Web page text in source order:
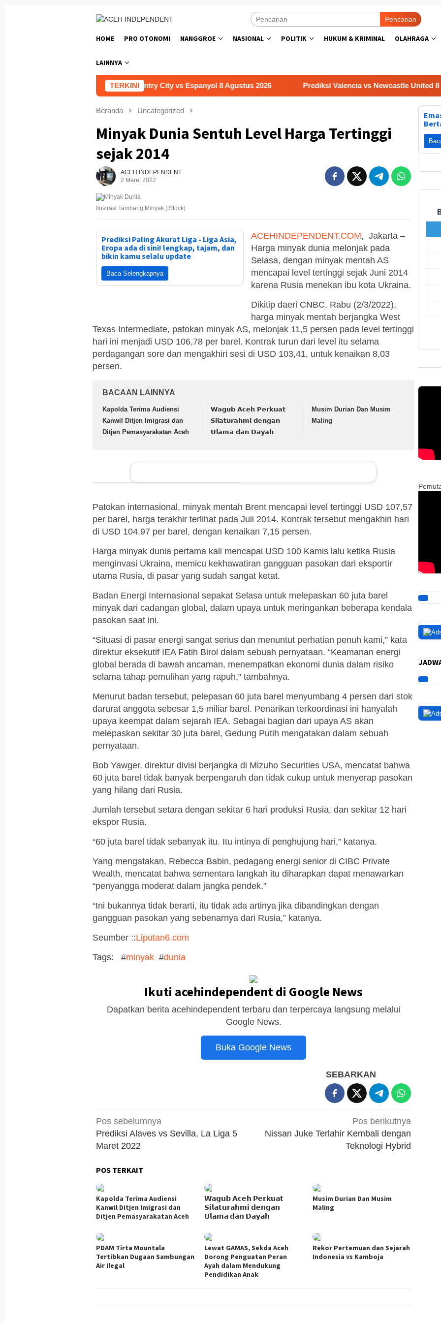
Pencarian
HOME PRO OTONOMI NANGGROE NASIONAL POLITIK HUKUM & KRIMINAL OLAHRAGA
LAINNYA
TERKINI
Prediksi Coventry City vs Espanyol 8 Agustus 2026 Prediksi Valencia vs Newcastle United 8
Beranda Uncategorized
Minyak Dunia Sentuh Level Harga Tertinggi
sejak 2014
ACEH INDEPENDENT
2 Maret 2022
Ilustrasi Tambang Minyak (iStock)
Prediksi Paling Akurat Liga - Liga Asia,
Eropa ada di sini! lengkap, tajam, dan
bikin kamu selalu update
Baca Selengkapnya
ACEHINDEPENDENT.COM, Jakarta –
Harga minyak dunia melonjak pada
Selasa, dengan minyak mentah AS
mencapai level tertinggi sejak Juni 2014
karena Rusia menekan ibu kota Ukraina.
Dikitip daeri CNBC, Rabu (2/3/2022),
harga minyak mentah berjangka West
Texas Intermediate, patokan minyak AS, melonjak 11,5 persen pada level tertinggi
hari ini menjadi USD 106,78 per barel. Kontrak turun dari level itu selama
perdagangan sore dan mengakhiri sesi di USD 103,41, untuk kenaikan 8,03
persen.
BACAAN LAINNYA
Kapolda Terima Audiensi
Kanwil Ditjen Imigrasi dan
Ditjen Pemasyarakatan Aceh
𝗪𝗮𝗴𝘂𝗯 𝗔𝗰𝗲𝗵 𝗣𝗲𝗿𝗸𝘂𝗮𝘁
𝗦𝗶𝗹𝗮𝘁𝘂𝗿𝗮𝗵𝗺𝗶 𝗱𝗲𝗻𝗴𝗮𝗻
𝗨𝗹𝗮𝗺𝗮 𝗱𝗮𝗻 𝗗𝗮𝘆𝗮𝗵
Musim Durian Dan Musim
Maling
Patokan internasional, minyak mentah Brent mencapai level tertinggi USD 107,57
per barel, harga terakhir terlihat pada Juli 2014. Kontrak tersebut mengakhiri hari
di USD 104,97 per barel, dengan kenaikan 7,15 persen.
Harga minyak dunia pertama kali mencapai USD 100 Kamis lalu ketika Rusia
menginvasi Ukraina, memicu kekhawatiran gangguan pasokan dari eksportir
utama Rusia, di pasar yang sudah sangat ketat.
Badan Energi Internasional sepakat Selasa untuk melepaskan 60 juta barel
minyak dari cadangan global, dalam upaya untuk meringankan beberapa kendala
pasokan saat ini.
“Situasi di pasar energi sangat serius dan menuntut perhatian penuh kami,” kata
direktur eksekutif IEA Fatih Birol dalam sebuah pernyataan. “Keamanan energi
global berada di bawah ancaman, menempatkan ekonomi dunia dalam risiko
selama tahap pemulihan yang rapuh,” tambahnya.
Menurut badan tersebut, pelepasan 60 juta barel menyumbang 4 persen dari stok
darurat anggota sebesar 1,5 miliar barel. Penarikan terkoordinasi ini hanyalah
upaya keempat dalam sejarah IEA. Sebagai bagian dari upaya AS akan
melepaskan sekitar 30 juta barel, Gedung Putih mengatakan dalam sebuah
pernyataan.
Bob Yawger, direktur divisi berjangka di Mizuho Securities USA, mencatat bahwa
60 juta barel tidak banyak berpengaruh dan tidak cukup untuk menyerap pasokan
yang hilang dari Rusia.
Jumlah tersebut setara dengan sekitar 6 hari produksi Rusia, dan sekitar 12 hari
ekspor Rusia.
“60 juta barel tidak sebanyak itu. Itu intinya di penghujung hari,” katanya.
Yang mengatakan, Rebecca Babin, pedagang energi senior di CIBC Private
Wealth, mencatat bahwa sementara langkah itu diharapkan dapat menawarkan
“penyangga moderat dalam jangka pendek.”
“Ini bukannya tidak berarti, itu tidak ada artinya jika dibandingkan dengan
gangguan pasokan yang sebenarnya dari Rusia,” katanya.
Seumber ::Liputan6.com
Tags: #minyak #dunia
Ikuti acehindependent di Google News
Dapatkan berita acehindependent terbaru dan terpercaya langsung melalui
Google News.
Buka Google News
SEBARKAN
Navigasi
pos
Pos sebelumnya
Prediksi Alaves vs Sevilla, La Liga 5
Maret 2022
Pos berikutnya
Nissan Juke Terlahir Kembali dengan
Teknologi Hybrid
POS TERKAIT
Kapolda Terima Audiensi
Kanwil Ditjen Imigrasi dan
Ditjen Pemasyarakatan Aceh
𝗪𝗮𝗴𝘂𝗯 𝗔𝗰𝗲𝗵 𝗣𝗲𝗿𝗸𝘂𝗮𝘁
𝗦𝗶𝗹𝗮𝘁𝘂𝗿𝗮𝗵𝗺𝗶 𝗱𝗲𝗻𝗴𝗮𝗻
𝗨𝗹𝗮𝗺𝗮 𝗱𝗮𝗻 𝗗𝗮𝘆𝗮𝗵
Musim Durian Dan Musim
Maling
PDAM Tirta Mountala
Tertibkan Dugaan Sambungan
Air Ilegal
Lewat GAMAS, Sekda Aceh
Dorong Penguatan Peran
Ayah dalam Mendukung
Pendidikan Anak
Rekor Pertemuan dan Sejarah
Indonesia vs Kamboja
00:00
00:00